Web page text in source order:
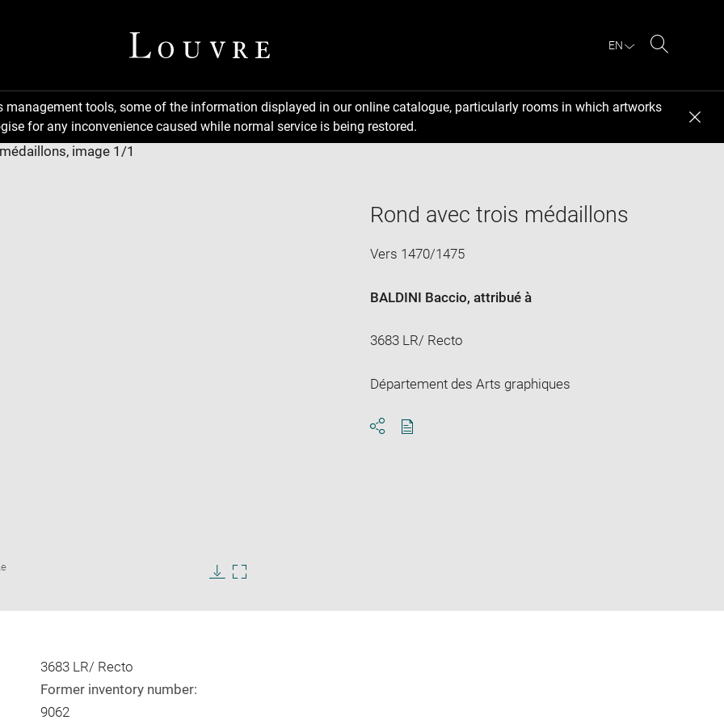
EN
management tools, some of the information displayed in our online catalogue, particularly rooms in which artworks
for any inconvenience caused while normal service is being restored.
Rond avec trois médaillons
Vers 1470/1475
BALDINI Baccio, attribué à
3683 LR/ Recto
Département des Arts graphiques
3683 LR/ Recto
Former inventory number:
9062